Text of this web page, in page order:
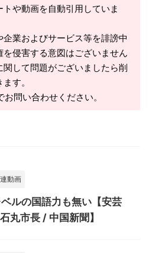
や動画を自動引用していま
業およびサービス等を誹謗中
侵害する意図はございません
関して問題がございましたら削
す。
問い合わせください。
動画
ルの国語力も無い【安芸
丸市長 / 中国新聞】